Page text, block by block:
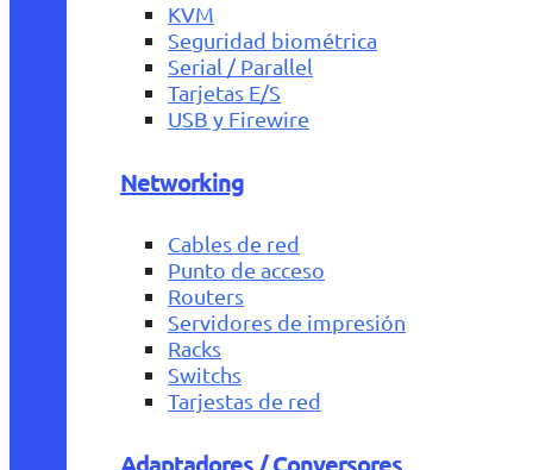
KVM
Seguridad biométrica
Serial / Parallel
Tarjetas E/S
USB y Firewire
Networking
Cables de red
Punto de acceso
Routers
Servidores de impresión
Racks
Switchs
Tarjestas de red